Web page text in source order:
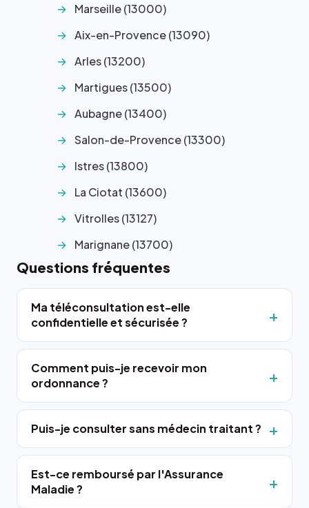
Marseille (13000)
Aix-en-Provence (13090)
Arles (13200)
Martigues (13500)
Aubagne (13400)
Salon-de-Provence (13300)
Istres (13800)
La Ciotat (13600)
Vitrolles (13127)
Marignane (13700)
Questions fréquentes
Ma téléconsultation est-elle
confidentielle et sécurisée ?
Comment puis-je recevoir mon
ordonnance ?
Puis-je consulter sans médecin traitant ?
Est-ce remboursé par l'Assurance
Maladie ?